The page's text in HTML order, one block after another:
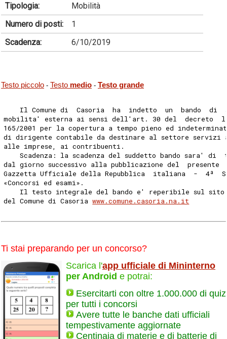
Tipologia:
Mobilità
Numero di posti:
1
Scadenza:
6/10/2019
Testo piccolo - Testo medio - Testo grande
Il Comune di  Casoria  ha  indetto  un  bando  di
mobilita' esterna ai sensi dell'art. 30 del  decreto
165/2001 per la copertura a tempo pieno ed
di dirigente contabile da destinare al settore
alle imprese, ai contribuenti.
Scadenza: la scadenza del suddetto bando sara' di
dal giorno successivo alla pubblicazione del  presente
Gazzetta Ufficiale della Repubblica  italiana  -  4ª
«Concorsi ed esami».
Il testo integrale del bando e' reperibile sul sito
del Comune di Casoria www.comune.casoria.na.it
Ti stai preparando per un concorso?
Scarica l'app ufficiale di Mininterno
per Android e potrai:
Esercitarti con oltre 1.000.000 di quiz
per tutti i concorsi
Avere tutte le banche dati ufficiali
tempestivamente aggiornate
Centinaia di materie e di batterie di